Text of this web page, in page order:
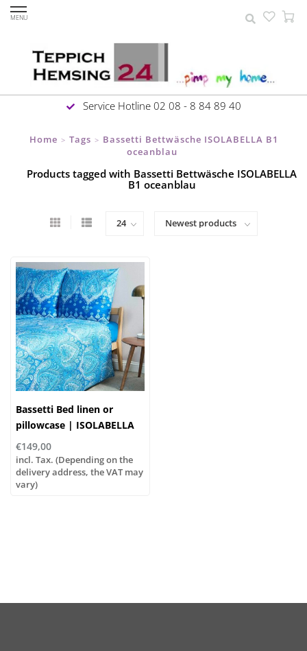
MENU
Service Hotline 02 08 - 8 84 89 40
Home > Tags > Bassetti Bettwäsche ISOLABELLA B1
oceanblau
Products tagged with Bassetti Bettwäsche ISOLABELLA
B1 oceanblau
Bassetti Bed linen or
pillowcase | ISOLABELLA
B1 ocean blue | 100%
cotton
€149,00
incl. Tax. (Depending on the
delivery address, the VAT may
vary)